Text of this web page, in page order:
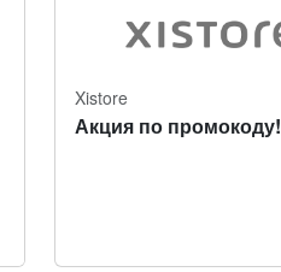
Xistore
Акция по промокоду!